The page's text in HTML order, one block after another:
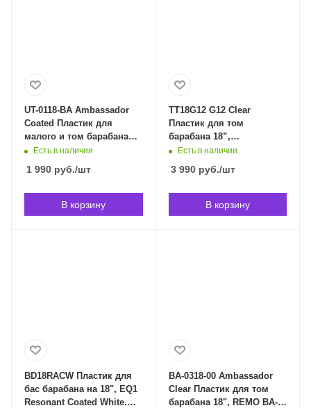
UT-0118-BA Ambassador
Coated Пластик для
малого и том барабана
18", Remo UT-0118-BA в
Есть в наличии
1 990 руб./шт
В корзину
TT18G12 G12 Clear
Пластик для том
барабана 18”,
прозрачный, Evans
Есть в наличии
3 990руб./шт
В корзину
BD18RACW Пластик для
бас барабана на 18", EQ1
Resonant Coated White.
BA-0318-00 Ambassador
Clear Пластик для том
барабана 18", REMO BA-